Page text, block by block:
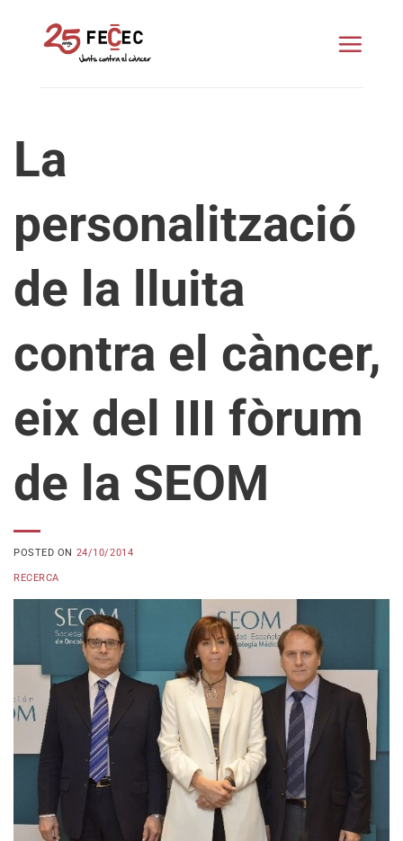
La
personalització
de la lluita
contra el càncer,
eix del III fòrum
de la SEOM
POSTED ON 24/10/2014
RECERCA